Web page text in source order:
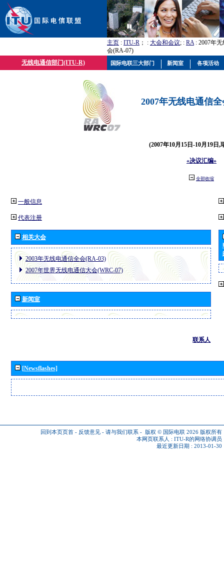
主页 : ITU-R ； : 大会和会议; : RA: 2007年
会(RA-07)
无线电通信部门(ITU-R)
2007年无线电通信
(2007年10月15日-10月19日,
«决议汇编»
全部收缩
一般信息
代表注册
相关大会
2003年无线电通信全会(RA-03)
2007年世界无线电通信大会(WRC-07)
新闻室
联系人
[Newsflashes]
回到本页页首 - 反馈意见 - 请与我们联系 - 版权 © 国际电联 2026 版权所有
本网页联系人 : ITU-R的网络协调员
最近更新日期 : 2013-01-30
国际电联三大部门 新闻室 各项活动